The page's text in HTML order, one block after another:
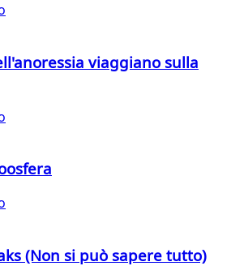
viaggiano sulla
(Non si può sapere tutto)